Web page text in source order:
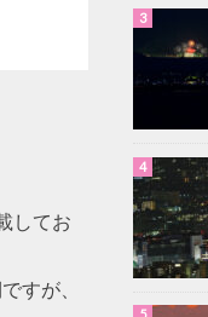
してお
すが、